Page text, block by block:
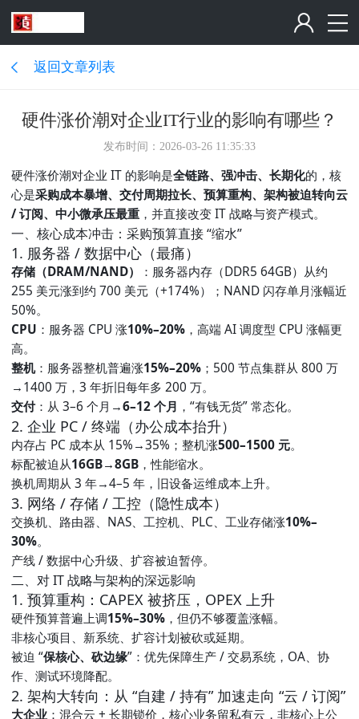
返回文章列表
硬件涨价潮对企业IT行业的影响有哪些？
发布时间：2026-03-26 11:35:33
硬件涨价潮对企业 IT 的影响是全链路、强冲击、长期化的，核
心是采购成本暴增、交付周期拉长、预算重构、架构被迫转向云
/ 订阅、中小微承压最重 ，并直接改变 IT 战略与资产模式。
一、核心成本冲击：采购预算直接 “缩水”
1. 服务器 / 数据中心（最痛）
存储（DRAM/NAND）
：服务器内存（DDR5 64GB）从约
255 美元涨到约 700 美元（+174%）；NAND 闪存单月涨幅近
50%。
CPU ：服务器 CPU 涨10%–20% ，高端 AI 调度型 CPU 涨幅更
高。
整机：服务器整机普遍涨15%–20% ；500 节点集群从 800 万
→1400 万，3 年折旧每年多 200 万。
交付：从 3–6 个月→6–12 个月 ，“有钱无货” 常态化。
2. 企业 PC / 终端（办公成本抬升）
内存占 PC 成本从 15%→35%；整机涨500–1500 元。
标配被迫从16GB→8GB ，性能缩水。
换机周期从 3 年→4–5 年，旧设备运维成本上升。
3. 网络 / 存储 / 工控（隐性成本）
交换机、路由器、NAS、工控机、PLC、工业存储涨10%–
30%。
产线 / 数据中心升级、扩容被迫暂停。
二、对 IT 战略与架构的深远影响
1. 预算重构：CAPEX 被挤压，OPEX 上升
硬件预算普遍上调15%–30% ，但仍不够覆盖涨幅。
非核心项目、新系统、扩容计划被砍或延期。
被迫 “保核心、砍边缘”：优先保障生产 / 交易系统，OA、协
作、测试环境降配。
2. 架构大转向：从 “自建 / 持有” 加速走向 “云 / 订阅”
大企业 ：混合云 + 长期锁价，核心业务留私有云，非核心上公